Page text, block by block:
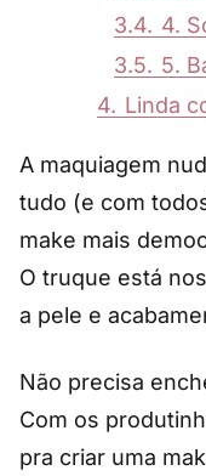
3.4. 4.
3.5. 5.
4. Linda
A maquiagem
tudo (e com
make mais
O truque está
a pele e
Não precisa
Com os
pra criar uma